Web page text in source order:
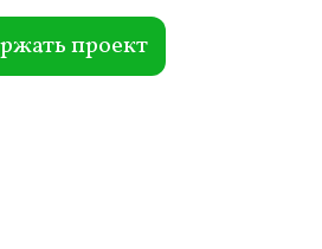
проект